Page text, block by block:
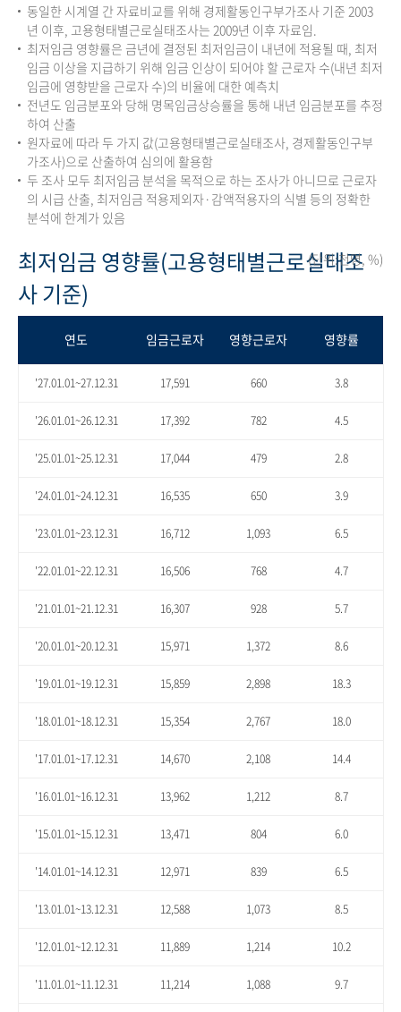
동일한 시계열 간 자료비교를 위해 경제활동인구부가조사 기준 2003
년 이후, 고용형태별근로실태조사는 2009년 이후 자료임.
최저임금 영향률은 금년에 결정된 최저임금이 내년에 적용될 때, 최저
임금 이상을 지급하기 위해 임금 인상이 되어야 할 근로자 수(내년 최저
임금에 영향받을 근로자 수)의 비율에 대한 예측치
전년도 임금분포와 당해 명목임금상승률을 통해 내년 임금분포를 추정
하여 산출
원자료에 따라 두 가지 값(고용형태별근로실태조사, 경제활동인구부
가조사)으로 산출하여 심의에 활용함
두 조사 모두 최저임금 분석을 목적으로 하는 조사가 아니므로 근로자
의 시급 산출, 최저임금 적용제외자·감액적용자의 식별 등의 정확한
분석에 한계가 있음
최저임금 영향률(고용형태별근로실태조
사 기준)
(단위:천명, %)
연도 임금근로자 영향근로자 영향률
'27.01.01~27.12.31 17,591 660 3.8
'26.01.01~26.12.31 17,392 782 4.5
'25.01.01~25.12.31 17,044 479 2.8
'24.01.01~24.12.31 16,535 650 3.9
'23.01.01~23.12.31 16,712 1,093 6.5
'22.01.01~22.12.31 16,506 768 4.7
'21.01.01~21.12.31 16,307 928 5.7
'20.01.01~20.12.31 15,971 1,372 8.6
'19.01.01~19.12.31 15,859 2,898 18.3
'18.01.01~18.12.31 15,354 2,767 18.0
'17.01.01~17.12.31 14,670 2,108 14.4
'16.01.01~16.12.31 13,962 1,212 8.7
'15.01.01~15.12.31 13,471 804 6.0
'14.01.01~14.12.31 12,971 839 6.5
'13.01.01~13.12.31 12,588 1,073 8.5
'12.01.01~12.12.31 11,889 1,214 10.2
'11.01.01~11.12.31 11,214 1,088 9.7